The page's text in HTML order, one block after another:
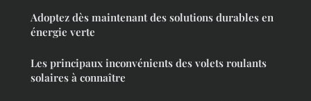
Adoptez dès maintenant des solutions durables en
énergie verte
Les principaux inconvénients des volets roulants
solaires à connaître